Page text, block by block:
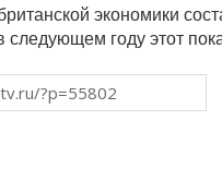
экономики
году этот